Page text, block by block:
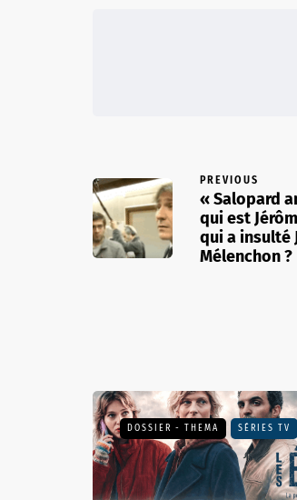
PREVIOUS
« Salopard
qui est
qui a insulté
Mélenchon ?
DOSSIER - THEMA SÉRIES TV